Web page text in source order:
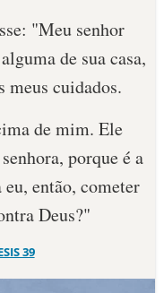
"Meu senhor
de sua casa,
meus cuidados.
de mim. Ele
porque é a
en­tão, cometer
Deus?"
39